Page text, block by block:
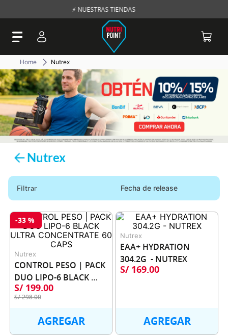
Nutrex
Nutrex
Filtrar Fecha de release
-33 %
Nutrex
CONTROL PESO | PACK
DUO LIPO-6 BLACK
ULTRA CONCENTRATE
60 CAPS
S/ 199.00
S/298.00
AGREGAR
Nutrex
EAA+ HYDRATION
304.2G  - NUTREX
S/ 169.00
AGREGAR